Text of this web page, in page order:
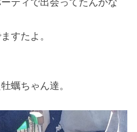
すたよ。
蠣ちゃん達。